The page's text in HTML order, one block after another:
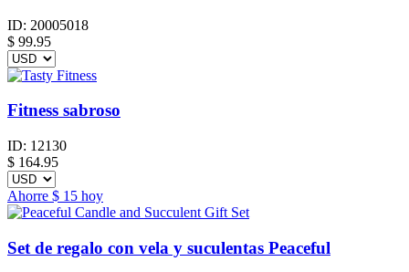
ID: 20005018
$ 99.95
Fitness sabroso
ID: 12130
$ 164.95
Ahorre $ 15 hoy
Set de regalo con vela y suculentas Peaceful